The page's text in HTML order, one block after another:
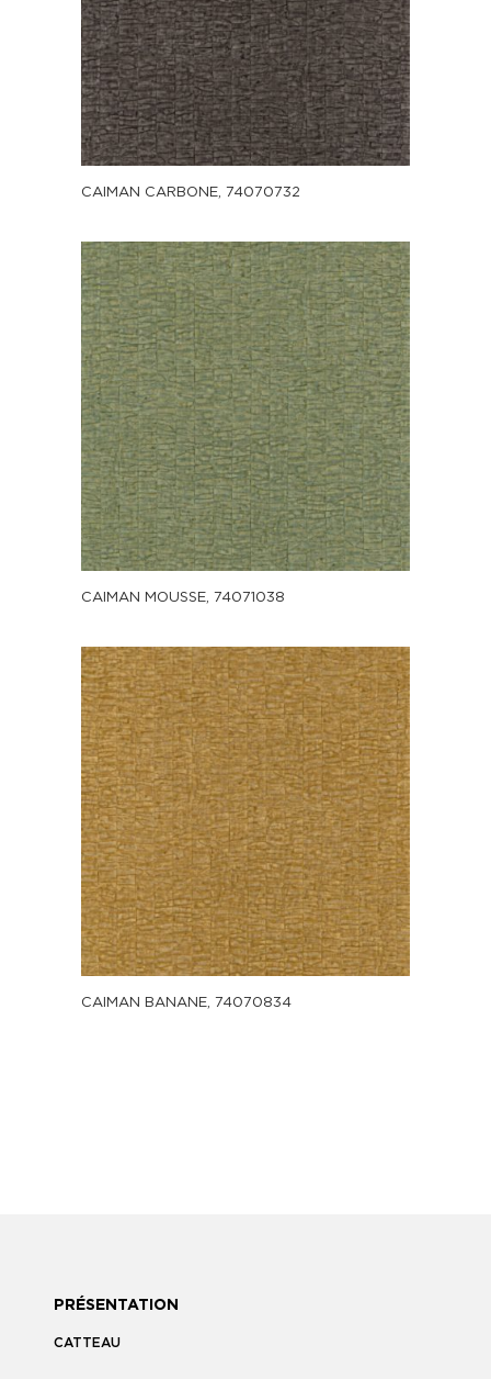
CAIMAN CARBONE, 74070732
CAIMAN MOUSSE, 74071038
CAIMAN BANANE, 74070834
PRÉSENTATION
CATTEAU